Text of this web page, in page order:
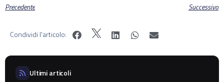
Precedente Successivo
Condividi l'articolo:
Ultimi articoli